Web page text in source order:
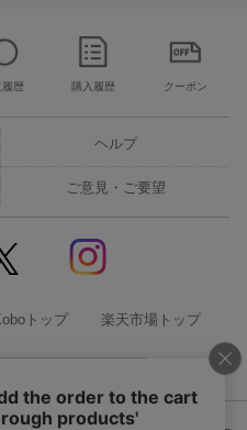
履歴 購入履歴 クーポン
ヘルプ
ご意見・ご要望
トップ 楽天市場トップ
先頭に戻る